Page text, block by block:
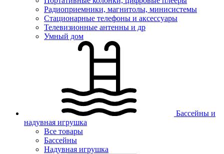
Радиоприемники, магнитолы, минисистемы
Стационарные телефоны и аксессуары
Телевизионные антенны и др
Умный дом
Бассейны и
надувная игрушка
Все товары
Бассейны
Надувная игрушка